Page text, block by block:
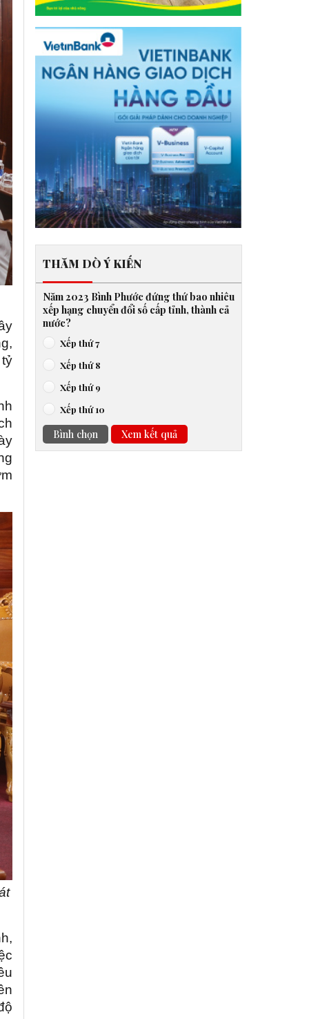
THĂM DÒ Ý KIẾN
Năm 2023 Bình Phước đứng thứ bao nhiêu
xếp hạng chuyển đổi số cấp tỉnh, thành cả
nước?
Xếp thứ 7
Xếp thứ 8
Xếp thứ 9
Xếp thứ 10
Bình chọn Xem kết quả